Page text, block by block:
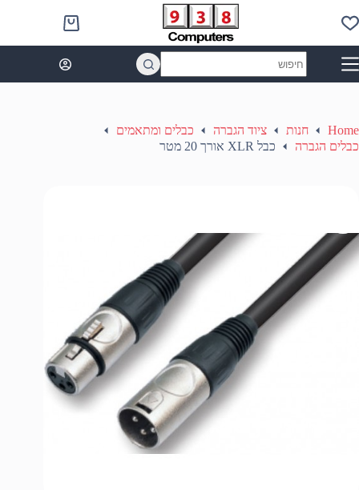
to
content
Shopping
cart
results
Home חנות ציוד הגברה
כבלים ומתאמים
כבלים הגברה
כבל XLR אורך 20 מטר